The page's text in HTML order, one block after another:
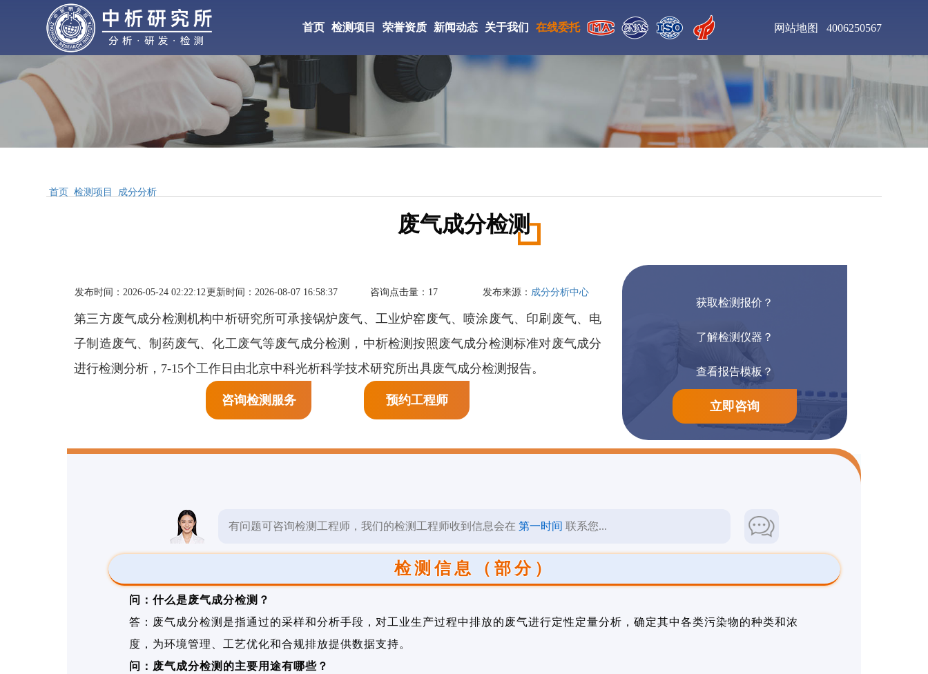
首页 检测项目
材料检测
气体检测
性能检测
生物检测
水处理絮凝剂检测 相变储热材料检测 丙烯酸酯胶粘剂检测 聚氨酯清漆检测 增塑剂DOP检测
填充油检测
皮革化学品检测
预膜剂检测 页岩抑制剂检测
阳离子表面活性剂检
阳离子染料检测
荣誉资质
CMA检验检测机构
CNAS证书
国家高新技术企业
新闻动态
检测仪器
检测案例
关于我们
实验室环境
在线委托 网站地图 4006250567
首页 检测项目 成分分析
废气成分检测
发布时间：2026-05-24 02:22:12更新时间：2026-08-07 16:58:37 咨询点击量： 17 发布来源： 成分分析中心
第三方废气成分检测机构中析研究所可承接锅炉废气、工业炉窑废气、喷涂废气、印刷废气、电
子制造废气、制药废气、化工废气等废气成分检测，中析检测按照废气成分检测标准对废气成分
进行检测分析，7-15个工作日由北京中科光析科学技术研究所出具废气成分检测报告。
咨询检测服务 预约工程师
获取检测报价？
了解检测仪器？
查看报告模板？
立即咨询
有问题可咨询检测工程师，我们的检测工程师收到信息会在第一时间 联系您...
检测信息（部分）
问：什么是废气成分检测？
答：废气成分检测是指通过的采样和分析手段，对工业生产过程中排放的废气进行定性定量分析，确定其中各类污染物的种类和浓
度，为环境管理、工艺优化和合规排放提供数据支持。
问：废气成分检测的主要用途有哪些？